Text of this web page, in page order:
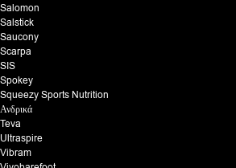
Salomon
Salstick
Saucony
Scarpa
SIS
Spokey
Squeezy Sports Nutrition
Ανδρικά
Teva
Ultraspire
Vibram